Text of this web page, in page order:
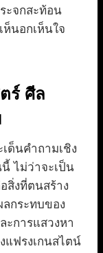
ะจกสะท้อน
นอกเห็นใจ
ร์ ศีล
ด็นคำถามเชิง
ไม่ว่าจะเป็น
สิ่งที่ตนสร้าง
กระทบของ
ะการแสวงหา
แฟรงเกนสไตน์